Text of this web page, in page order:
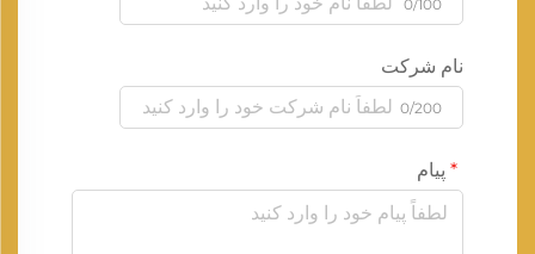
0/100
نام شرکت
0/200
پیام